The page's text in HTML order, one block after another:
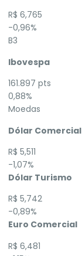
R$ 6,765
-0,96%
B3
Ibovespa
161.897 pts
0,88%
Moedas
Dólar Comercial
R$ 5,511
-1,07%
Dólar Turismo
R$ 5,742
-0,89%
Euro Comercial
R$ 6,481